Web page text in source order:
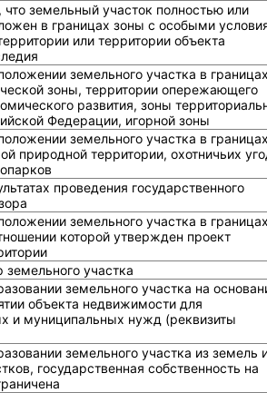
земельный участок полностью или
в границах зоны с особыми
или территории объекта
земельного участка в
зоны, территории опережающего
развития, зоны
Федерации, игорной зоны
земельного участка в
природной территории, охотничьих
проведения государственного
земельного участка в
которой утвержден проект
участка
земельного участка на
объекта недвижимости для
и муниципальных нужд (реквизиты
земельного участка из земель
государственная собственность на